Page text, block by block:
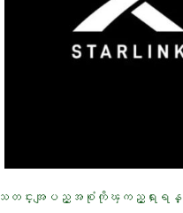
သတင္းအျပည့္အစံုကိုၾကည့္ရႈရန္